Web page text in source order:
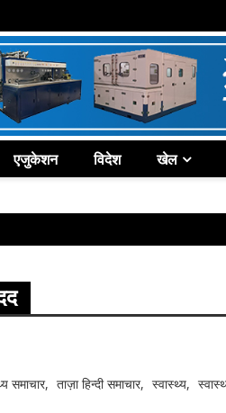
एजुकेशन विदेश खेल
समाचार ताज़ा हिन्दी समाचार स्वास्थ्य